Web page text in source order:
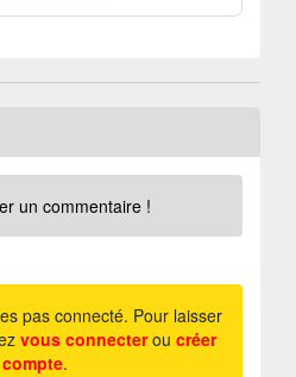
un commentaire !
pas connecté. Pour laisser
vous connecterou créer
.